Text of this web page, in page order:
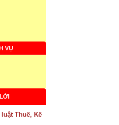
VỤ
Thuế, Kế